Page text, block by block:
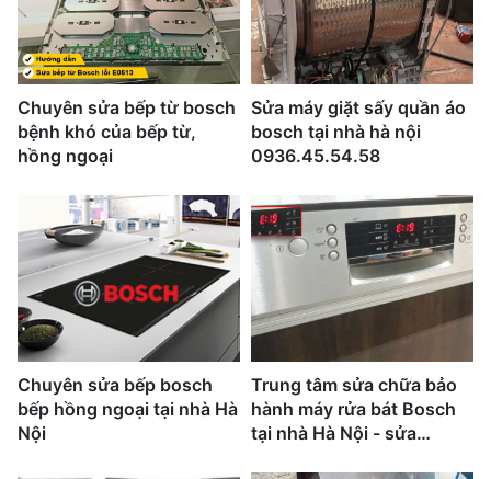
Chuyên sửa bếp từ bosch
bệnh khó của bếp từ,
hồng ngoại
Sửa máy giặt sấy quần áo
bosch tại nhà hà nội
0936.45.54.58
Chuyên sửa bếp bosch
bếp hồng ngoại tại nhà Hà
Nội
Trung tâm sửa chữa bảo
hành máy rửa bát Bosch
tại nhà Hà Nội - sửa